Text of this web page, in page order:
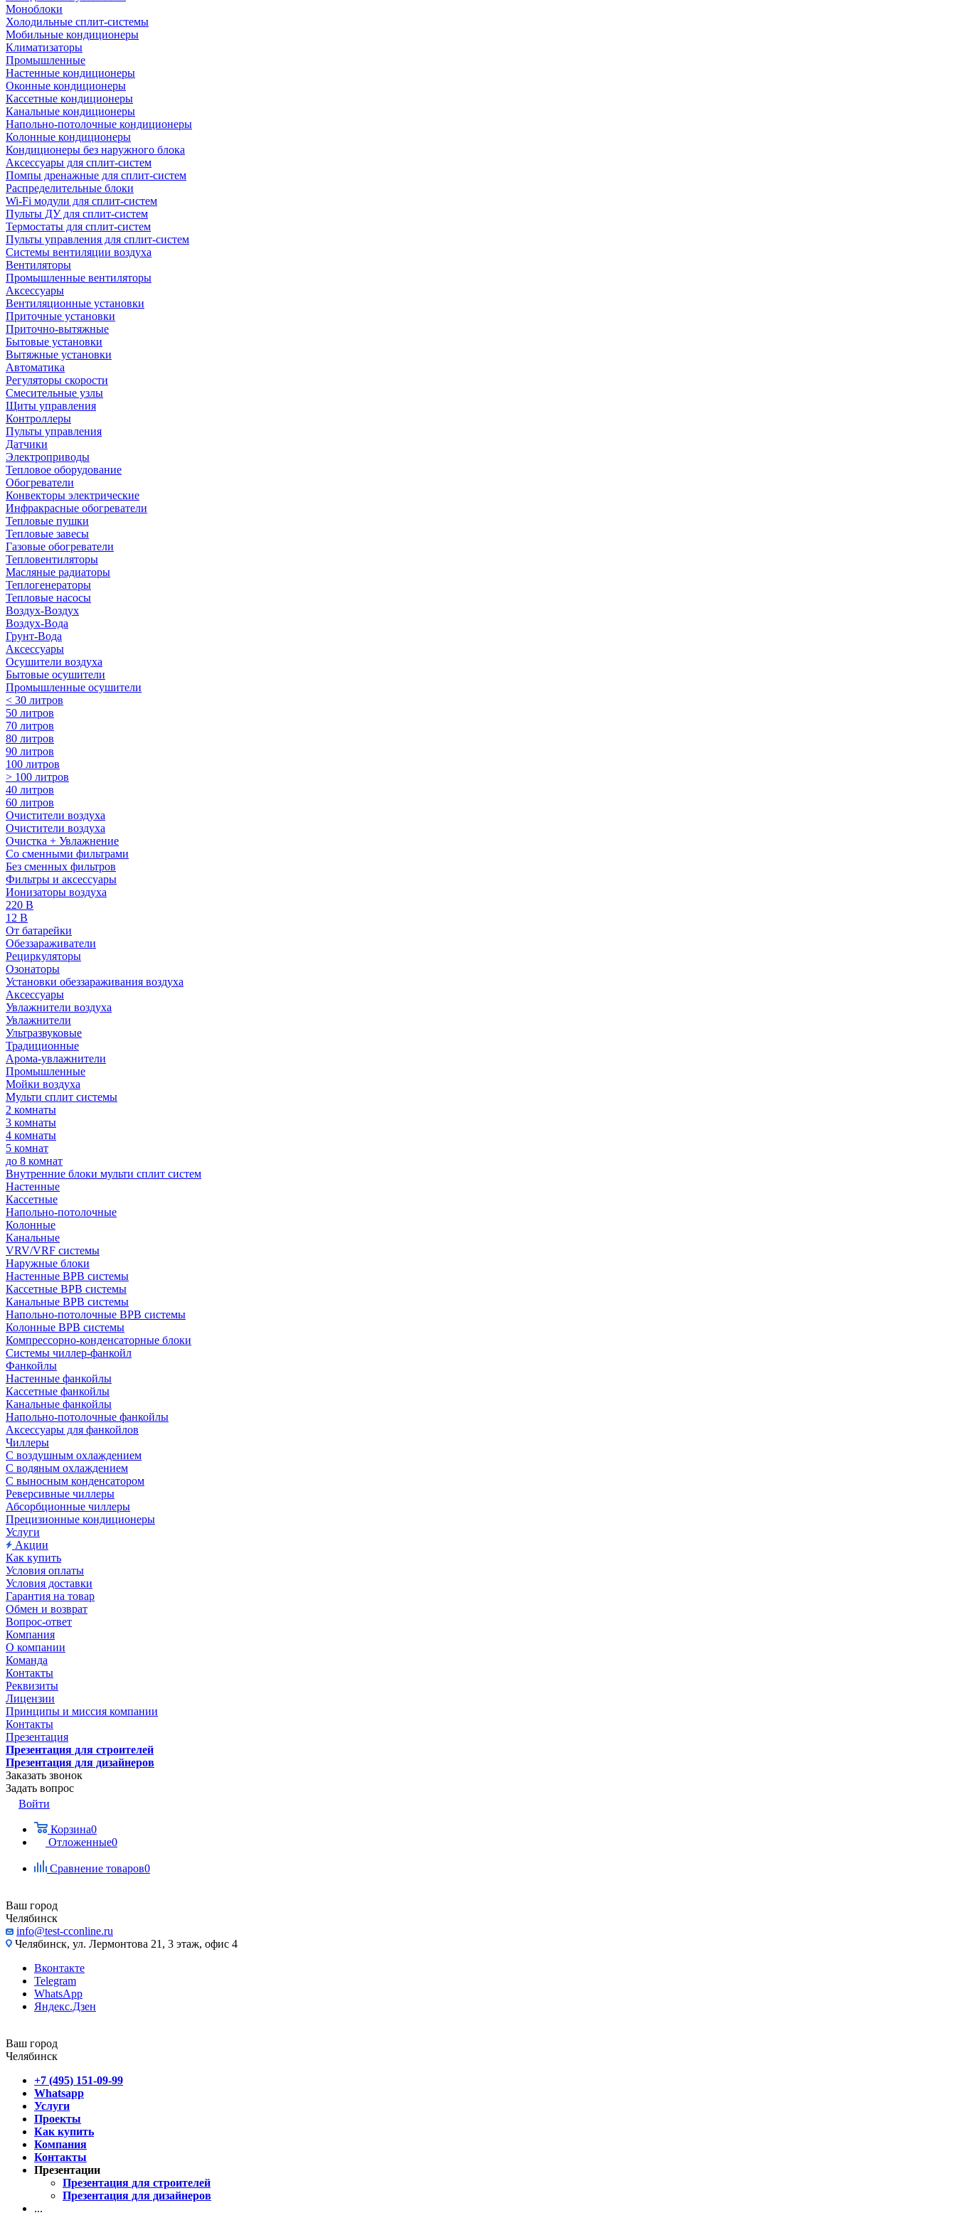
Моноблоки
Холодильные сплит-системы
Мобильные кондиционеры
Климатизаторы
Промышленные
Настенные кондиционеры
Оконные кондиционеры
Кассетные кондиционеры
Канальные кондиционеры
Напольно-потолочные кондиционеры
Колонные кондиционеры
Кондиционеры без наружного блока
Аксессуары для сплит-систем
Помпы дренажные для сплит-систем
Распределительные блоки
Wi-Fi модули для сплит-систем
Пульты ДУ для сплит-систем
Термостаты для сплит-систем
Пульты управления для сплит-систем
Системы вентиляции воздуха
Вентиляторы
Промышленные вентиляторы
Аксессуары
Вентиляционные установки
Приточные установки
Приточно-вытяжные
Бытовые установки
Вытяжные установки
Автоматика
Регуляторы скорости
Смесительные узлы
Щиты управления
Контроллеры
Пульты управления
Датчики
Электроприводы
Тепловое оборудование
Обогреватели
Конвекторы электрические
Инфракрасные обогреватели
Тепловые пушки
Тепловые завесы
Газовые обогреватели
Тепловентиляторы
Масляные радиаторы
Теплогенераторы
Тепловые насосы
Воздух-Воздух
Воздух-Вода
Грунт-Вода
Аксессуары
Осушители воздуха
Бытовые осушители
Промышленные осушители
< 30 литров
50 литров
70 литров
80 литров
90 литров
100 литров
> 100 литров
40 литров
60 литров
Очистители воздуха
Очистители воздуха
Очистка + Увлажнение
Cо сменными фильтрами
Без сменных фильтров
Фильтры и аксессуары
Ионизаторы воздуха
220 В
12 В
От батарейки
Обеззараживатели
Рециркуляторы
Озонаторы
Установки обеззараживания воздуха
Аксессуары
Увлажнители воздуха
Увлажнители
Ультразвуковые
Традиционные
Арома-увлажнители
Промышленные
Мойки воздуха
Мульти сплит системы
2 комнаты
3 комнаты
4 комнаты
5 комнат
до 8 комнат
Внутренние блоки мульти сплит систем
Настенные
Кассетные
Напольно-потолочные
Колонные
Канальные
VRV/VRF системы
Наружные блоки
Настенные ВРВ системы
Кассетные ВРВ системы
Канальные ВРВ системы
Напольно-потолочные ВРВ системы
Колонные ВРВ системы
Компрессорно-конденсаторные блоки
Системы чиллер-фанкойл
Фанкойлы
Настенные фанкойлы
Кассетные фанкойлы
Канальные фанкойлы
Напольно-потолочные фанкойлы
Аксессуары для фанкойлов
Чиллеры
С воздушным охлаждением
С водяным охлаждением
С выносным конденсатором
Реверсивные чиллеры
Абсорбционные чиллеры
Прецизионные кондиционеры
Услуги
Акции
Как купить
Условия оплаты
Условия доставки
Гарантия на товар
Обмен и возврат
Вопрос-ответ
Компания
О компании
Команда
Контакты
Реквизиты
Лицензии
Принципы и миссия компании
Контакты
Презентация
Презентация для строителей
Презентация для дизайнеров
Заказать звонок
Задать вопрос
Войти
Корзина0
Отложенные0
Сравнение товаров0
Ваш город
Челябинск
info@test-cconline.ru
Челябинск, ул. Лермонтова 21, 3 этаж, офис 4
Вконтакте
Telegram
WhatsApp
Яндекс.Дзен
Ваш город
Челябинск
+7 (495) 151-09-99
Whatsapp
Услуги
Проекты
Как купить
Компания
Контакты
Презентации
Презентация для строителей
Презентация для дизайнеров
...